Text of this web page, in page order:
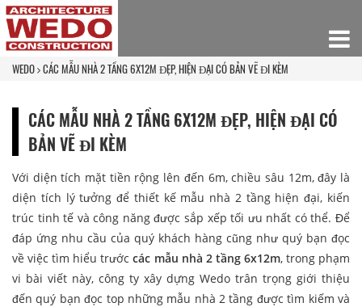
WEDO CÁC MẪU NHÀ 2 TẦNG 6X12M ĐẸP, HIỆN ĐẠI CÓ BẢN VẼ ĐI KÈM
CÁC MẪU NHÀ 2 TẦNG 6X12M ĐẸP, HIỆN ĐẠI CÓ
BẢN VẼ ĐI KÈM
Với diện tích mặt tiền rộng lên đến 6m, chiều sâu 12m, đây là
diện tích lý tưởng để thiết kế mẫu nhà 2 tầng hiện đại, kiến
trúc tinh tế và công năng được sắp xếp tối ưu nhất có thể. Để
đáp ứng nhu cầu của quý khách hàng cũng như quý bạn đọc
về việc tìm hiểu trướccác mẫu nhà 2 tầng 6x12m, trong phạm
vi bài viết này, công ty xây dựng Wedo trân trọng giới thiệu
đến quý bạn đọc top những mẫu nhà 2 tầng được tìm kiếm và